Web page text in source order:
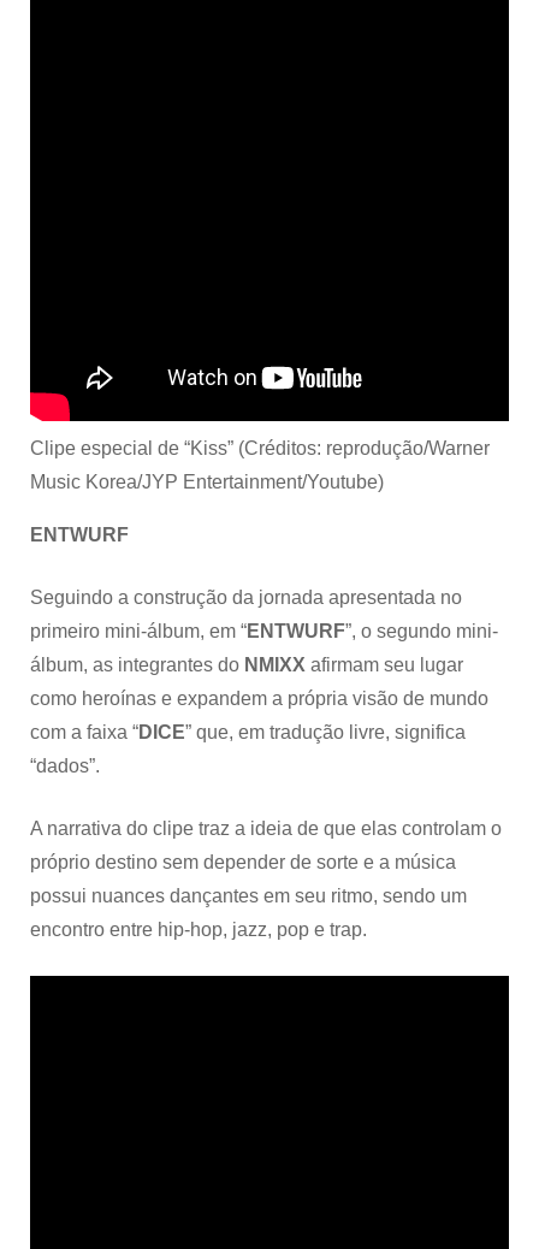
Clipe especial de “Kiss” (Créditos: reprodução/Warner
Music Korea/JYP Entertainment/Youtube)
ENTWURF
Seguindo a construção da jornada apresentada no
primeiro mini-álbum, em “ENTWURF”, o segundo mini-
álbum, as integrantes do NMIXX afirmam seu lugar
como heroínas e expandem a própria visão de mundo
com a faixa “DICE” que, em tradução livre, significa
“dados”.
A narrativa do clipe traz a ideia de que elas controlam o
próprio destino sem depender de sorte e a música
possui nuances dançantes em seu ritmo, sendo um
encontro entre hip-hop, jazz, pop e trap.